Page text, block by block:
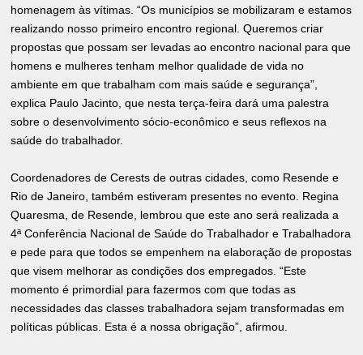
homenagem às vítimas. “Os municípios se mobilizaram e estamos
realizando nosso primeiro encontro regional. Queremos criar
propostas que possam ser levadas ao encontro nacional para que
homens e mulheres tenham melhor qualidade de vida no
ambiente em que trabalham com mais saúde e segurança”,
explica Paulo Jacinto, que nesta terça-feira dará uma palestra
sobre o desenvolvimento sócio-econômico e seus reflexos na
saúde do trabalhador.
Coordenadores de Cerests de outras cidades, como Resende e
Rio de Janeiro, também estiveram presentes no evento. Regina
Quaresma, de Resende, lembrou que este ano será realizada a
4ª Conferência Nacional de Saúde do Trabalhador e Trabalhadora
e pede para que todos se empenhem na elaboração de propostas
que visem melhorar as condições dos empregados. “Este
momento é primordial para fazermos com que todas as
necessidades das classes trabalhadora sejam transformadas em
políticas públicas. Esta é a nossa obrigação”, afirmou.